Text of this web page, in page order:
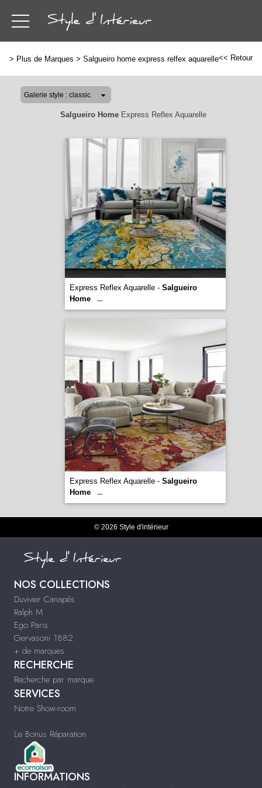
> Plus de Marques > Salgueiro home express relfex aquarelle<< Retour
Salgueiro HomeExpress Reflex Aquarelle
Express Reflex Aquarelle - Salgueiro
Home
...
Express Reflex Aquarelle - Salgueiro
Home
...
© 2026 Style d'intérieur
NOS COLLECTIONS
Duvivier Canapés
Ralph M
Ego Paris
Gervasoni 1882
+ de marques
RECHERCHE
Recherche par marque
SERVICES
Notre Show-room
Le Bonus Réparation
INFORMATIONS